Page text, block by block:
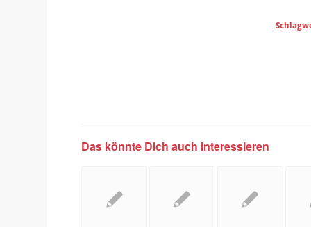
Das könnte Dich auch interessieren